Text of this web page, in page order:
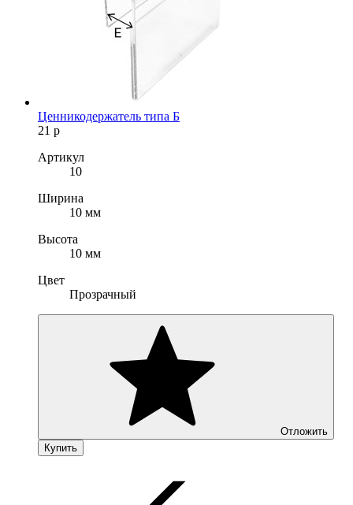
Ценникодержатель типа Б
21 р
Артикул
10
Ширина
10 мм
Высота
10 мм
Цвет
Прозрачный
Отложить
Купить